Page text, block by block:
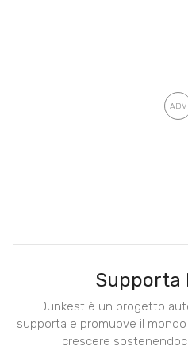
Supporta
Dunkest è un progetto
supporta e promuove il
crescere